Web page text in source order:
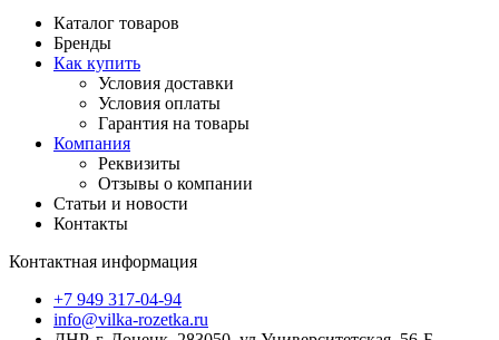
Каталог товаров
Бренды
Как купить
Условия доставки
Условия оплаты
Гарантия на товары
Компания
Реквизиты
Отзывы о компании
Статьи и новости
Контакты
Контактная информация
+7 949 317-04-94
info@vilka-rozetka.ru